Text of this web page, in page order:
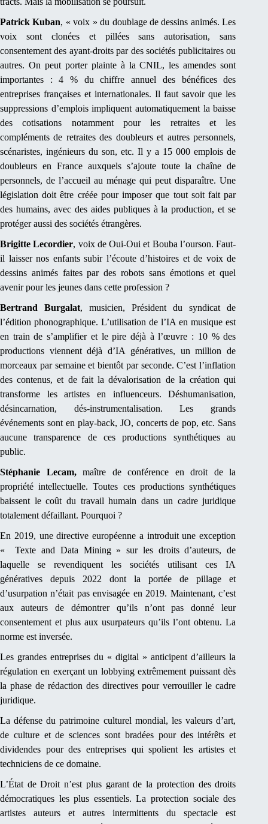
Patrick Kuban, « voix » du doublage de dessins animés. Les
voix sont clonées et pillées sans autorisation, sans
consentement des ayant-droits par des sociétés publicitaires ou
autres. On peut porter plainte à la CNIL, les amendes sont
importantes : 4 % du chiffre annuel des bénéfices des
entreprises françaises et internationales. Il faut savoir que les
suppressions d’emplois impliquent automatiquement la baisse
des cotisations notamment pour les retraites et les
compléments de retraites des doubleurs et autres personnels,
scénaristes, ingénieurs du son, etc. Il y a 15 000 emplois de
doubleurs en France auxquels s’ajoute toute la chaîne de
personnels, de l’accueil au ménage qui peut disparaître. Une
législation doit être créée pour imposer que tout soit fait par
des humains, avec des aides publiques à la production, et se
protéger aussi des sociétés étrangères.
Brigitte Lecordier, voix de Oui-Oui et Bouba l’ourson. Faut-
il laisser nos enfants subir l’écoute d’histoires et de voix de
dessins animés faites par des robots sans émotions et quel
avenir pour les jeunes dans cette profession ?
Bertrand Burgalat, musicien, Président du syndicat de
l’édition phonographique. L’utilisation de l’IA en musique est
en train de s’amplifier et le pire déjà à l’œuvre : 10 % des
productions viennent déjà d’IA génératives, un million de
morceaux par semaine et bientôt par seconde. C’est l’inflation
des contenus, et de fait la dévalorisation de la création qui
transforme les artistes en influenceurs. Déshumanisation,
désincarnation, dés-instrumentalisation. Les grands
événements sont en play-back, JO, concerts de pop, etc. Sans
aucune transparence de ces productions synthétiques au
public.
Stéphanie Lecam,maître de conférence en droit de la
propriété intellectuelle. Toutes ces productions synthétiques
baissent le coût du travail humain dans un cadre juridique
totalement défaillant. Pourquoi ?
En 2019, une directive européenne a introduit une exception
« Texte and Data Mining » sur les droits d’auteurs, de
laquelle se revendiquent les sociétés utilisant ces IA
génératives depuis 2022 dont la portée de pillage et
d’usurpation n’était pas envisagée en 2019. Maintenant, c’est
aux auteurs de démontrer qu’ils n’ont pas donné leur
consentement et plus aux usurpateurs qu’ils l’ont obtenu. La
norme est inversée.
Les grandes entreprises du « digital » anticipent d’ailleurs la
régulation en exerçant un lobbying extrêmement puissant dès
la phase de rédaction des directives pour verrouiller le cadre
juridique.
La défense du patrimoine culturel mondial, les valeurs d’art,
de culture et de sciences sont bradées pour des intérêts et
dividendes pour des entreprises qui spolient les artistes et
techniciens de ce domaine.
L’État de Droit n’est plus garant de la protection des droits
démocratiques les plus essentiels. La protection sociale des
artistes auteurs et autres intermittents du spectacle est